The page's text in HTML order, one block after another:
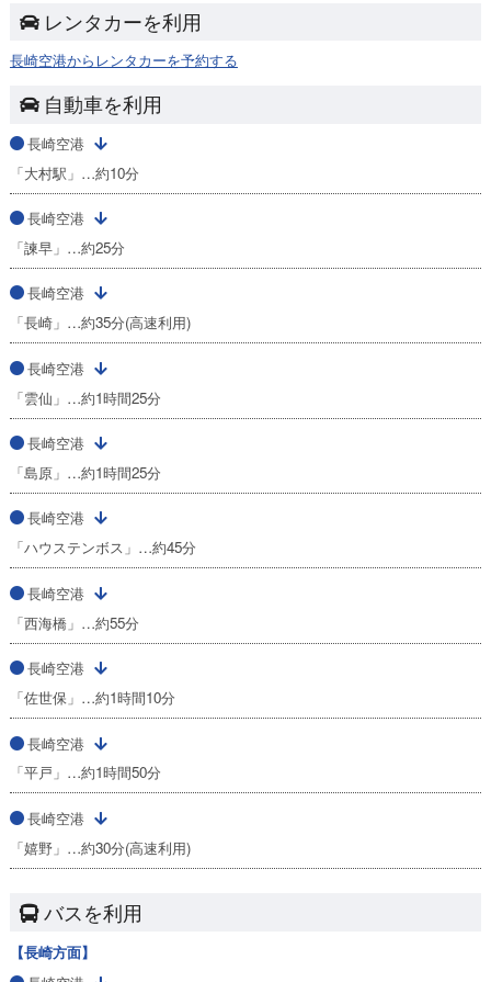
レンタカーを利用
長崎空港からレンタカーを予約する
自動車を利用
長崎空港
「大村駅」…約10分
長崎空港
「諫早」…約25分
長崎空港
「長崎」…約35分(高速利用)
長崎空港
「雲仙」…約1時間25分
長崎空港
「島原」…約1時間25分
長崎空港
「ハウステンボス」…約45分
長崎空港
「西海橋」…約55分
長崎空港
「佐世保」…約1時間10分
長崎空港
「平戸」…約1時間50分
長崎空港
「嬉野」…約30分(高速利用)
バスを利用
【長崎方面】